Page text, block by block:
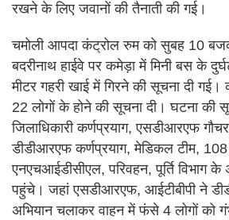
रखने के लिए जवानों की तैनाती की गई।
चमोली आपदा कंट्रोल रुम को सुबह 10
बदरीनाथ हाईवे पर कमेड़ा में मिनी बस के
मीटर गहरी खाई में गिरने की सूचना दी
22 लोगों के होने की सूचना दी। घटना की
जिलाधिकारी कर्णप्रयाग, एसडीआरएफ
डीडीआरएफ कर्णप्रयाग, मेडिकल टीम,
एनएचआईडीसीएल, परिवहन, पूर्ति विभाग के
पहुंचे। जहां एसडीआरएफ, आईटीबीपी ने
अभियान चलाकर वाहन में फंसे 4 लोगों को